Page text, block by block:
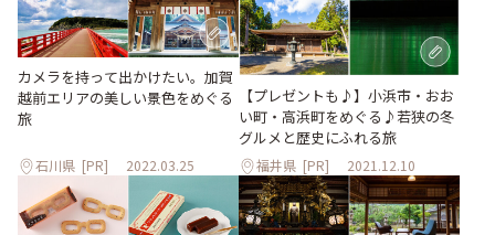
カメラを持って出かけたい。加賀
越前エリアの美しい景色をめぐる
旅
石川県 [PR] 2022.03.25
【プレゼントも♪】小浜市・おお
い町・高浜町をめぐる♪若狭の冬
グルメと歴史にふれる旅
福井県 [PR] 2021.12.10